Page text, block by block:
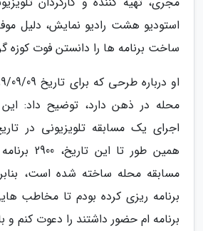
استودیو هشت رادیو نمایش، دلیل
ساخت برنامه ها را دانستن فوت کوزه
اجرای یک مسابقه تلویزیونی در
همین طور تا
مسابقه محله ساخته شده است،
برنامه ریزی کرده بودم تا مخاطب
برنامه ام حضور داشتند را دعوت کنم